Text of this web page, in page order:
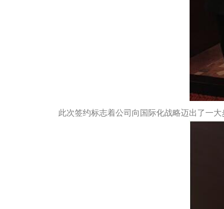
此次签约标志着公司向国际化战略迈出了一